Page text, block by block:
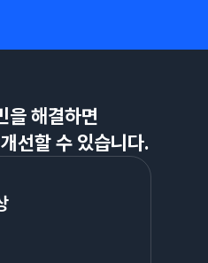
을 해결하면
선할 수 있습니다.